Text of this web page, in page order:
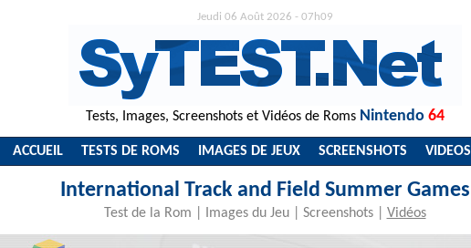
Jeudi 06 Août 2026 - 07h09
Tests, Images, Screenshots et Vidéos de Roms Nintendo 64
ACCUEIL TESTS DE ROMS IMAGES DE JEUX SCREENSHOTS VIDEOS
International Track and Field Summer Games
Test de la Rom Images du Jeu| Screenshots| Vidéos